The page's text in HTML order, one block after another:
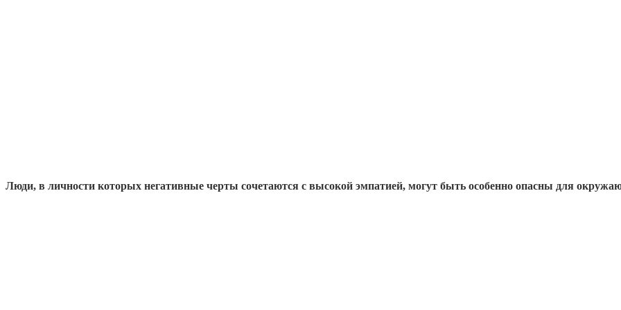
Люди, в личности которых негативные черты сочетаются с высокой эмпатией, могут быть особенно опасны для